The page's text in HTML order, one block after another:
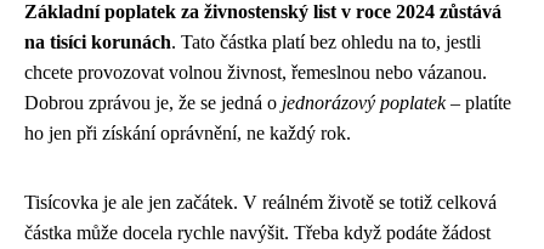
Základní poplatek za živnostenský list v roce 2024 zůstává
na tisíci korunách. Tato částka platí bez ohledu na to, jestli
chcete provozovat volnou živnost, řemeslnou nebo vázanou.
Dobrou zprávou je, že se jedná o jednorázový poplatek– platíte
ho jen při získání oprávnění, ne každý rok.
Tisícovka je ale jen začátek. V reálném životě se totiž celková
částka může docela rychle navýšit. Třeba když podáte žádost